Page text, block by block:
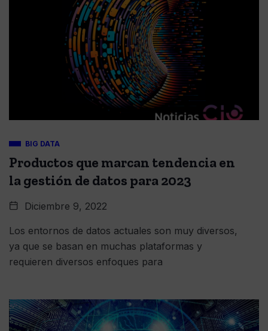
BIG DATA
Productos que marcan tendencia en
la gestión de datos para 2023
Diciembre 9, 2022
Los entornos de datos actuales son muy diversos,
ya que se basan en muchas plataformas y
requieren diversos enfoques para